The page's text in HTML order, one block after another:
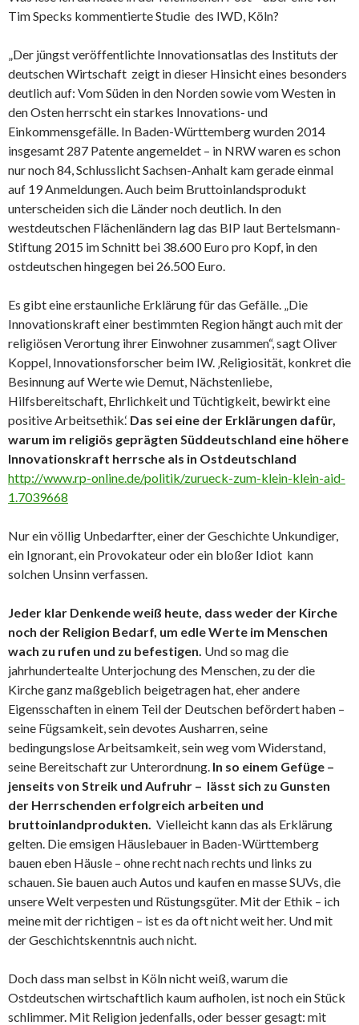
Tim Specks kommentierte Studie des IWD, Köln?
„Der jüngst veröffentlichte Innovationsatlas des Instituts der
deutschen Wirtschaft zeigt in dieser Hinsicht eines besonders
deutlich auf: Vom Süden in den Norden sowie vom Westen in
den Osten herrscht ein starkes Innovations- und
Einkommensgefälle. In Baden-Württemberg wurden 2014
insgesamt 287 Patente angemeldet – in NRW waren es schon
nur noch 84, Schlusslicht Sachsen-Anhalt kam gerade einmal
auf 19 Anmeldungen. Auch beim Bruttoinlandsprodukt
unterscheiden sich die Länder noch deutlich. In den
westdeutschen Flächenländern lag das BIP laut Bertelsmann-
Stiftung 2015 im Schnitt bei 38.600 Euro pro Kopf, in den
ostdeutschen hingegen bei 26.500 Euro.
Es gibt eine erstaunliche Erklärung für das Gefälle. „Die
Innovationskraft einer bestimmten Region hängt auch mit der
religiösen Verortung ihrer Einwohner zusammen“, sagt Oliver
Koppel, Innovationsforscher beim IW. ‚Religiosität, konkret die
Besinnung auf Werte wie Demut, Nächstenliebe,
Hilfsbereitschaft, Ehrlichkeit und Tüchtigkeit, bewirkt eine
positive Arbeitsethik.‘ Das sei eine der Erklärungen dafür,
warum im religiös geprägten Süddeutschland eine höhere
Innovationskraft herrsche als in Ostdeutschland
http://www.rp-online.de/politik/zurueck-zum-klein-klein-aid-
1.7039668
Nur ein völlig Unbedarfter, einer der Geschichte Unkundiger,
ein Ignorant, ein Provokateur oder ein bloßer Idiot kann
solchen Unsinn verfassen.
Jeder klar Denkende weiß heute, dass weder der Kirche
noch der Religion Bedarf, um edle Werte im Menschen
wach zu rufen und zu befestigen. Und so mag die
jahrhundertealte Unterjochung des Menschen, zu der die
Kirche ganz maßgeblich beigetragen hat, eher andere
Eigensschaften in einem Teil der Deutschen befördert haben –
seine Fügsamkeit, sein devotes Ausharren, seine
bedingungslose Arbeitsamkeit, sein weg vom Widerstand,
seine Bereitschaft zur Unterordnung. In so einem Gefüge –
jenseits von Streik und Aufruhr – lässt sich zu Gunsten
der Herrschenden erfolgreich arbeiten und
bruttoinlandprodukten. Vielleicht kann das als Erklärung
gelten. Die emsigen Häuslebauer in Baden-Württemberg
bauen eben Häusle – ohne recht nach rechts und links zu
schauen. Sie bauen auch Autos und kaufen en masse SUVs, die
unsere Welt verpesten und Rüstungsgüter. Mit der Ethik – ich
meine mit der richtigen – ist es da oft nicht weit her. Und mit
der Geschichtskenntnis auch nicht.
Doch dass man selbst in Köln nicht weiß, warum die
Ostdeutschen wirtschaftlich kaum aufholen, ist noch ein Stück
schlimmer. Mit Religion jedenfalls, oder besser gesagt: mit